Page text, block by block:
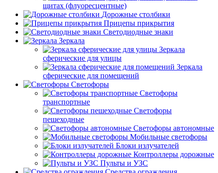
щитах (флуоресцентные)
Дорожные столбики
Прицепы прикрытия
Светодиодные знаки
Зеркала
Зеркала
сферические для улицы
Зеркала
сферические для помещений
Светофоры
Светофоры
транспортные
Светофоры
пешеходные
Светофоры автономные
Мобильные светофоры
Блоки излучателей
Контроллеры дорожные
Пульты и УЗС